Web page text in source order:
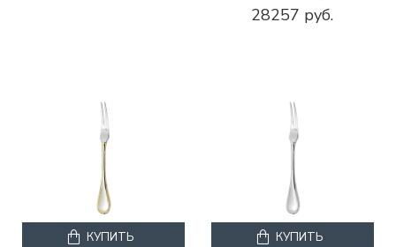
28257 руб.
КУПИТЬ КУПИТЬ